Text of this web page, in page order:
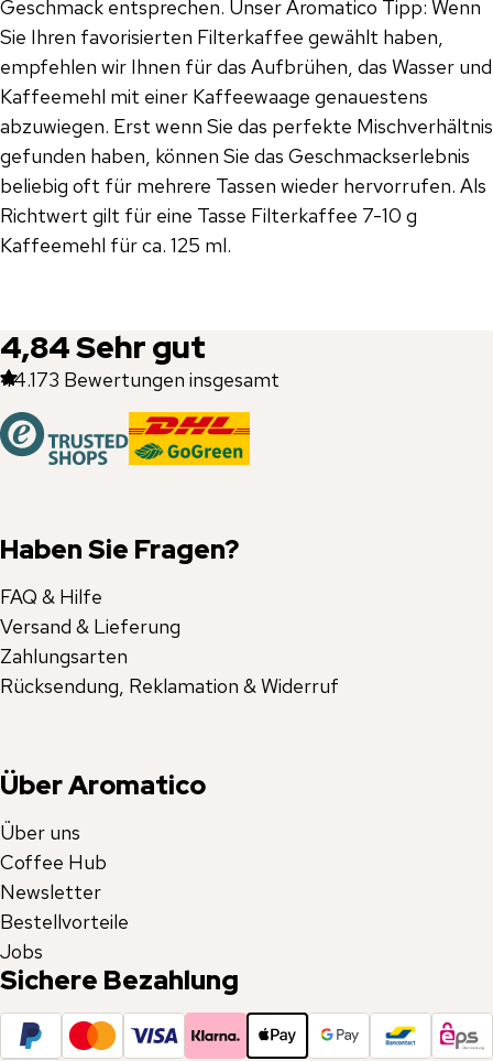
Geschmack entsprechen. Unser Aromatico Tipp: Wenn
Sie Ihren favorisierten Filterkaffee gewählt haben,
empfehlen wir Ihnen für das Aufbrühen, das Wasser und
Kaffeemehl mit einer Kaffeewaage genauestens
abzuwiegen. Erst wenn Sie das perfekte Mischverhältnis
gefunden haben, können Sie das Geschmackserlebnis
beliebig oft für mehrere Tassen wieder hervorrufen. Als
Richtwert gilt für eine Tasse Filterkaffee 7-10 g
Kaffeemehl für ca. 125 ml.
4,84Sehr gut
44.173 Bewertungen insgesamt
Haben Sie Fragen?
FAQ & Hilfe
Versand & Lieferung
Zahlungsarten
Rücksendung, Reklamation & Widerruf
Über Aromatico
Über uns
Coffee Hub
Newsletter
Bestellvorteile
Jobs
Sichere Bezahlung